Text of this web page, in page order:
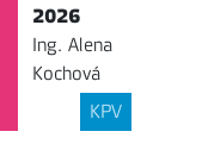
2026
Ing. Alena
Kochová
KPV